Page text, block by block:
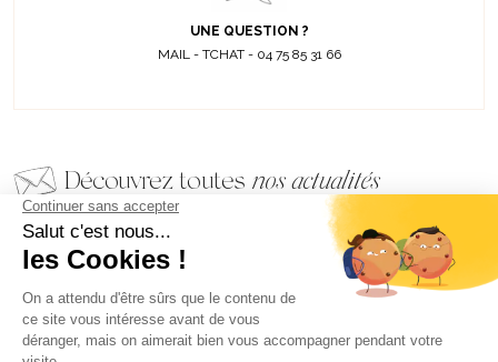
UNE QUESTION ?
MAIL - TCHAT - 04 75 85 31 66
Découvrez toutes nos actualités
EMAIL
VALIDER